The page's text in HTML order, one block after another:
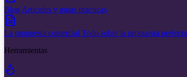
Blog Articulos y guias practicas
La propuesta comercial Todo sobre la propuesta perfecta
Herramientas